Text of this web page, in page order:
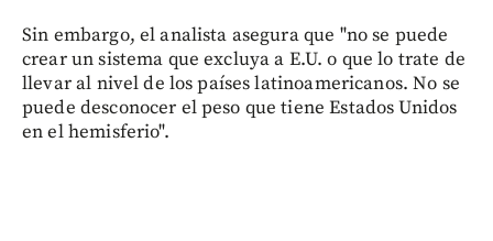
Sin embargo, el analista asegura que "no se puede
crear un sistema que excluya a E.U. o que lo trate de
llevar al nivel de los países latinoamericanos. No se
puede desconocer el peso que tiene Estados Unidos
en el hemisferio".